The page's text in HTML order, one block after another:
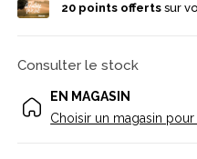
20points offertssur
Consulter le stock
EN MAGASIN
Choisir un magasin